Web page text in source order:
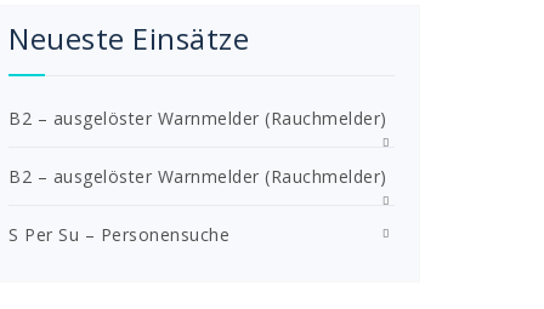
Neueste Einsätze
B2 – ausgelöster Warnmelder (Rauchmelder)
B2 – ausgelöster Warnmelder (Rauchmelder)
S Per Su – Personensuche